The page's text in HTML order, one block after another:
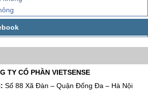
TY CỔ PHẦN VIETSENSE
Số 88 Xã Đàn – Quận Đống Đa – Hà Nội